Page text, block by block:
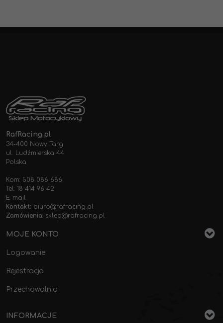
RafRacing.pl
34-400 Nowy Targ
ul. Ludźmierska 44
Polska
Kom: 508 086 686
Tel: 18 414 96 42
E-mail
Kontakt: biuro@rafracing.pl
Zamówienia: sklep@rafracing.pl
MOJE KONTO
Logowanie
Rejestracja
Przechowalnia
INFORMACJE